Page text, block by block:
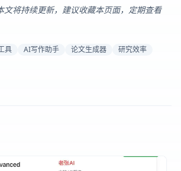
文将持续更新，建议收藏本页面，定期查看
具 AI写作助手 论文生成器
研究效率